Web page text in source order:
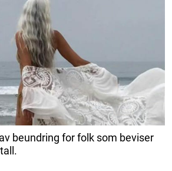
beundring for folk som beviser